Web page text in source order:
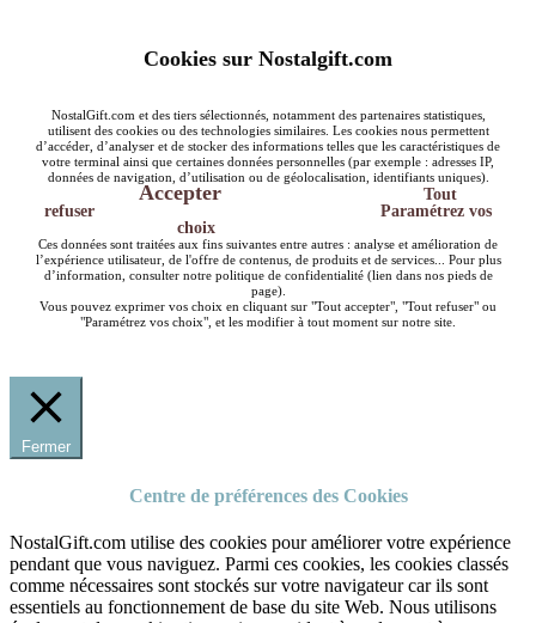
Cookies sur Nostalgift.com
NostalGift.com et des tiers sélectionnés, notamment des partenaires statistiques,
utilisent des cookies ou des technologies similaires. Les cookies nous permettent
d’accéder, d’analyser et de stocker des informations telles que les caractéristiques de
votre terminal ainsi que certaines données personnelles (par exemple : adresses IP,
données de navigation, d’utilisation ou de géolocalisation, identifiants uniques).
Accepter
Tout
refuser
Paramétrez vos
choix
Ces données sont traitées aux fins suivantes entre autres : analyse et amélioration de
l’expérience utilisateur, de l'offre de contenus, de produits et de services... Pour plus
d’information, consulter notre politique de confidentialité (lien dans nos pieds de
page).
Vous pouvez exprimer vos choix en cliquant sur "Tout accepter", "Tout refuser" ou
"Paramétrez vos choix", et les modifier à tout moment sur notre site.
Fermer
Centre de préférences des Cookies
NostalGift.com utilise des cookies pour améliorer votre expérience
pendant que vous naviguez. Parmi ces cookies, les cookies classés
comme nécessaires sont stockés sur votre navigateur car ils sont
essentiels au fonctionnement de base du site Web. Nous utilisons